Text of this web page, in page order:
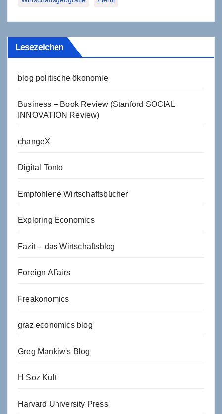
Lesezeichen
blog politische ökonomie
Business – Book Review (Stanford SOCIAL
INNOVATION Review)
changeX
Digital Tonto
Empfohlene Wirtschaftsbücher
Exploring Economics
Fazit – das Wirtschaftsblog
Foreign Affairs
Freakonomics
graz economics blog
Greg Mankiw's Blog
H Soz Kult
Harvard University Press